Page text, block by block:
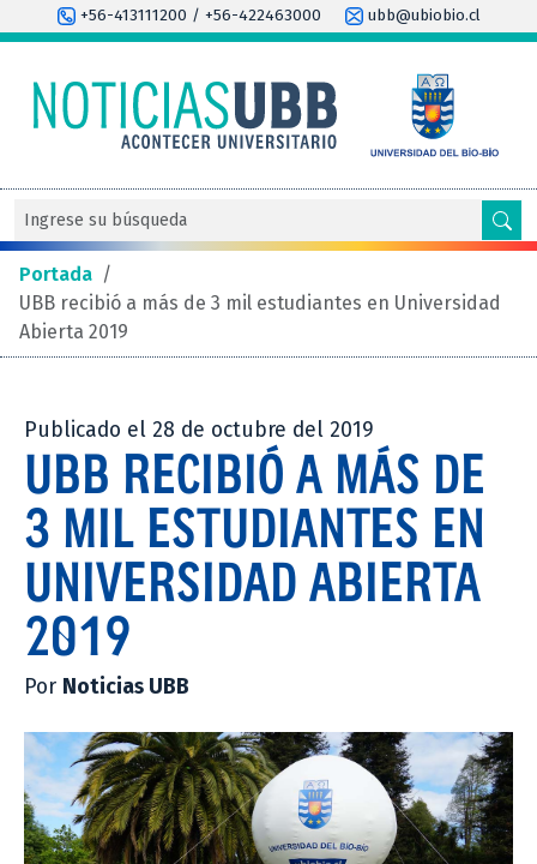
+56-413111200 / +56-422463000 ubb@ubiobio.cl
Portada /
UBB recibió a más de 3 mil estudiantes en Universidad
Abierta 2019
Publicado el 28 de octubre del 2019
UBB RECIBIÓ A MÁS DE
3 MIL ESTUDIANTES EN
UNIVERSIDAD ABIERTA
2019
Por Noticias UBB